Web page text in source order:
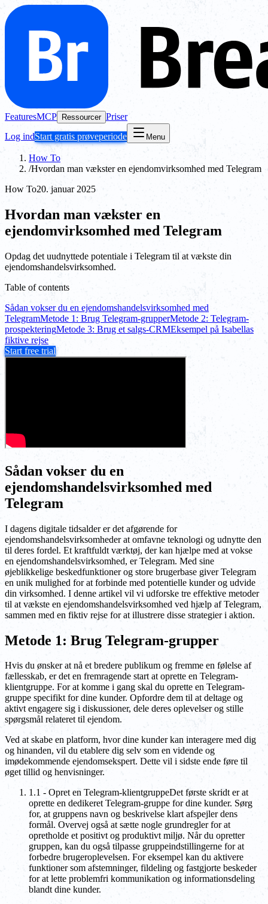
FeaturesMCP Ressourcer Priser
Log indStart gratis prøveperiode Menu
How To
/Hvordan man vækster en ejendomvirksomhed med Telegram
How To20. januar 2025
Hvordan man vækster en
ejendomvirksomhed med Telegram
Opdag det uudnyttede potentiale i Telegram til at vækste din
ejendomshandelsvirksomhed.
Table of contents
Sådan vokser du en ejendomshandelsvirksomhed med
TelegramMetode 1: Brug Telegram-grupperMetode 2: Telegram-
prospekteringMetode 3: Brug et salgs-CRMEksempel på Isabellas
fiktive rejse
Start free trial
Sådan vokser du en
ejendomshandelsvirksomhed med
Telegram
I dagens digitale tidsalder er det afgørende for
ejendomshandelsvirksomheder at omfavne teknologi og udnytte den
til deres fordel. Et kraftfuldt værktøj, der kan hjælpe med at vokse
en ejendomshandelsvirksomhed, er Telegram. Med sine
øjeblikkelige beskedfunktioner og store brugerbase giver Telegram
en unik mulighed for at forbinde med potentielle kunder og udvide
din virksomhed. I denne artikel vil vi udforske tre effektive metoder
til at vækste en ejendomshandelsvirksomhed ved hjælp af Telegram,
sammen med en fiktiv rejse for at illustrere disse strategier i aktion.
Metode 1: Brug Telegram-grupper
Hvis du ønsker at nå et bredere publikum og fremme en følelse af
fællesskab, er det en fremragende start at oprette en Telegram-
klientgruppe. For at komme i gang skal du oprette en Telegram-
gruppe specifikt for dine kunder. Opfordre dem til at deltage og
aktivt engagere sig i diskussioner, dele deres oplevelser og stille
spørgsmål relateret til ejendom.
Ved at skabe en platform, hvor dine kunder kan interagere med dig
og hinanden, vil du etablere dig selv som en vidende og
imødekommende ejendomsekspert. Dette vil i sidste ende føre til
øget tillid og henvisninger.
1.1 - Opret en Telegram-klientgruppeDet første skridt er at
oprette en dedikeret Telegram-gruppe for dine kunder. Sørg
for, at gruppens navn og beskrivelse klart afspejler dens
formål. Overvej også at sætte nogle grundregler for at
opretholde et positivt og produktivt miljø. Når du opretter
gruppen, kan du også tilpasse gruppeindstillingerne for at
forbedre brugeroplevelsen. For eksempel kan du aktivere
funktioner som afstemninger, fildeling og fastgjorte beskeder
for at lette problemfri kommunikation og informationsdeling
blandt dine kunder.